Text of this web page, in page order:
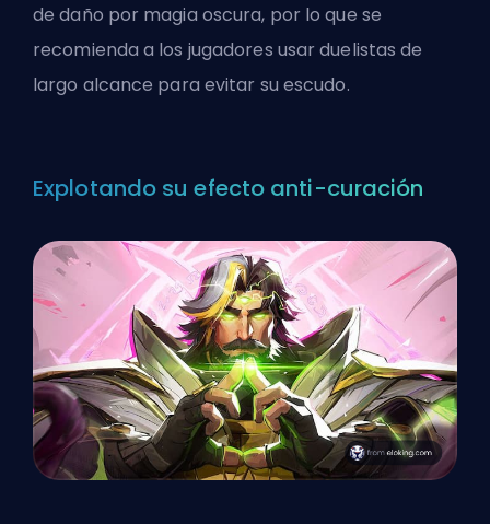
de daño por magia oscura, por lo que se
recomienda a los jugadores usar duelistas de
largo alcance para evitar su escudo.
Explotando su efecto anti-curación